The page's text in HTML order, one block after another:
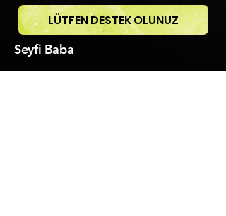
LÜTFEN DESTEK OLUNUZ
Seyfi Baba